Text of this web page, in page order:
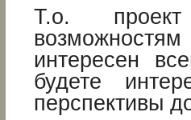
Т.о.
интересен
будете
перспективы